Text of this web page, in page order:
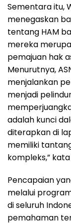
Sementara itu,
menegaskan
tentang HAM
mereka
pemajuan hak
Menurutnya,
menjalankan
menjadi
adalah kunci
diterapkan di
memiliki
kompleks,”
Pencapaian
melalui
di seluruh
pemahaman